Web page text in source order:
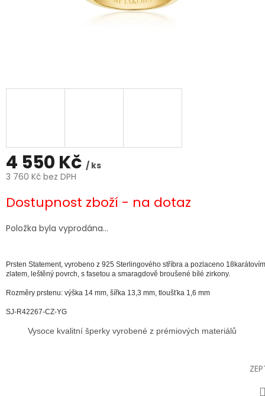
4 550 Kč / ks
3 760 Kč bez DPH
cena:
Dostupnost zboží - na dotaz
Položka byla vyprodána…
Prsten Statement, vyrobeno z 925 Sterlingového stříbra a pozlaceno 18karátovím
zlatem, leštěný povrch, s fasetou a smaragdově broušené bílé zirkony.
Rozměry prstenu: výška 14 mm, šířka 13,3 mm, tloušťka 1,6 mm
SJ-R42267-CZ-YG
Vysoce kvalitní šperky vyrobené z prémiových materiálů